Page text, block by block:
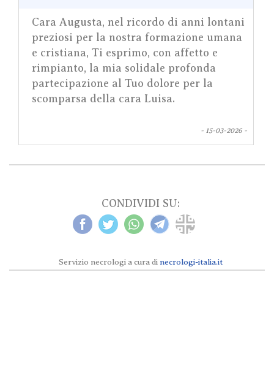
Cara Augusta, nel ricordo di anni lontani
preziosi per la nostra formazione umana
e cristiana, Ti esprimo, con affetto e
rimpianto, la mia solidale profonda
partecipazione al Tuo dolore per la
scomparsa della cara Luisa.
- 15-03-2026 -
CONDIVIDI SU:
Servizio necrologi a cura di necrologi-italia.it